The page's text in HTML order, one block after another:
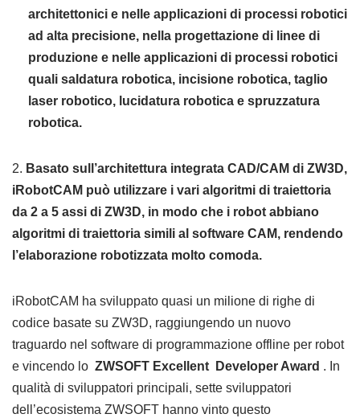
architettonici e nelle applicazioni di processi robotici
ad alta precisione, nella progettazione di linee di
produzione e nelle applicazioni di processi robotici
quali saldatura robotica, incisione robotica, taglio
laser robotico, lucidatura robotica e spruzzatura
robotica.
2. Basato sull’architettura integrata CAD/CAM di ZW3D,
iRobotCAM può utilizzare i vari algoritmi di traiettoria
da 2 a 5 assi di ZW3D, in modo che i robot abbiano
algoritmi di traiettoria simili al software CAM, rendendo
l’elaborazione robotizzata molto comoda.
iRobotCAM ha sviluppato quasi un milione di righe di
codice basate su ZW3D, raggiungendo un nuovo
traguardo nel software di programmazione offline per robot
e vincendo lo ZWSOFT Excellent Developer Award . In
qualità di sviluppatori principali, sette sviluppatori
dell’ecosistema ZWSOFT hanno vinto questo